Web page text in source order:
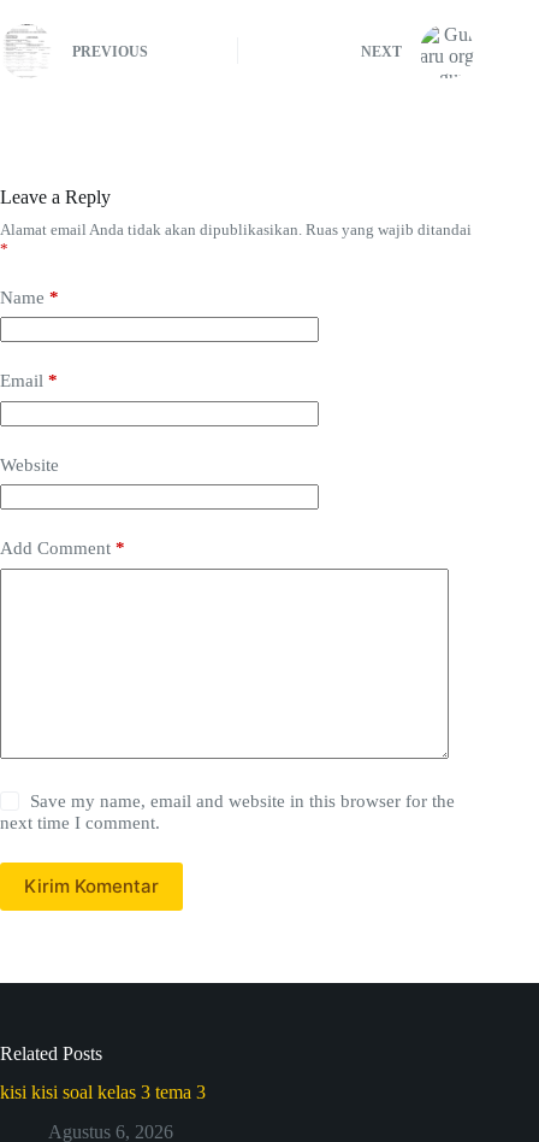
PREVIOUS NEXT
Leave a Reply
Alamat email Anda tidak akan dipublikasikan. Ruas yang wajib ditandai
*
Name *
Email *
Website
Add Comment *
Save my name, email and website in this browser for the
next time I comment.
Kirim Komentar
Related Posts
kisi kisi soal kelas 3 tema 3
Agustus 6, 2026